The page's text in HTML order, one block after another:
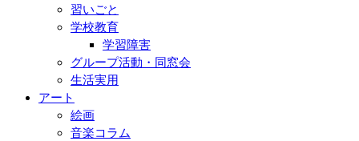
習いごと
学校教育
学習障害
グループ活動・同窓会
生活実用
アート
絵画
音楽コラム